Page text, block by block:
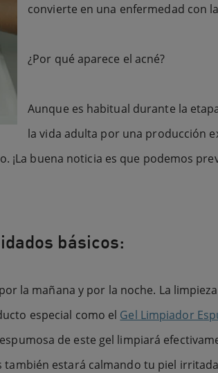
convierte en una enfermedad con
¿Por qué aparece el acné?
Aunque es habitual durante la
la vida adulta por una producción
¡La buena noticia es que podemos
básicos:
la mañana y por la noche. La
especial como el Gel Limpiador
de este gel limpiará
estará calmando tu piel